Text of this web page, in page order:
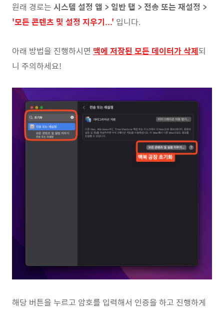
원래 경로는 시스템 설정 앱 > 일반 탭 > 전송 또는 재설정 >
'모든 콘텐츠 및 설정 지우기...' 입니다.
아래 방법을 진행하시면 맥에 저장된 모든 데이터가 삭제되
니 주의하세요!
해당 버튼을 누르고 암호를 입력해서 인증을 하고 진행하게